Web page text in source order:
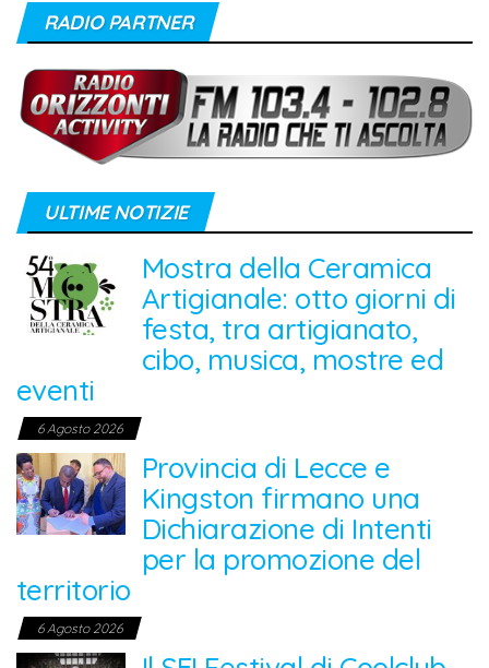
RADIO PARTNER
ULTIME NOTIZIE
Mostra della Ceramica
Artigianale: otto giorni di
festa, tra artigianato,
cibo, musica, mostre ed
eventi
6 Agosto 2026
Provincia di Lecce e
Kingston firmano una
Dichiarazione di Intenti
per la promozione del
territorio
6 Agosto 2026